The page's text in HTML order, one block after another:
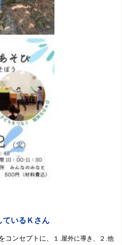
ているＫさん
コンセプトに、
１.屋外に導き、２.他